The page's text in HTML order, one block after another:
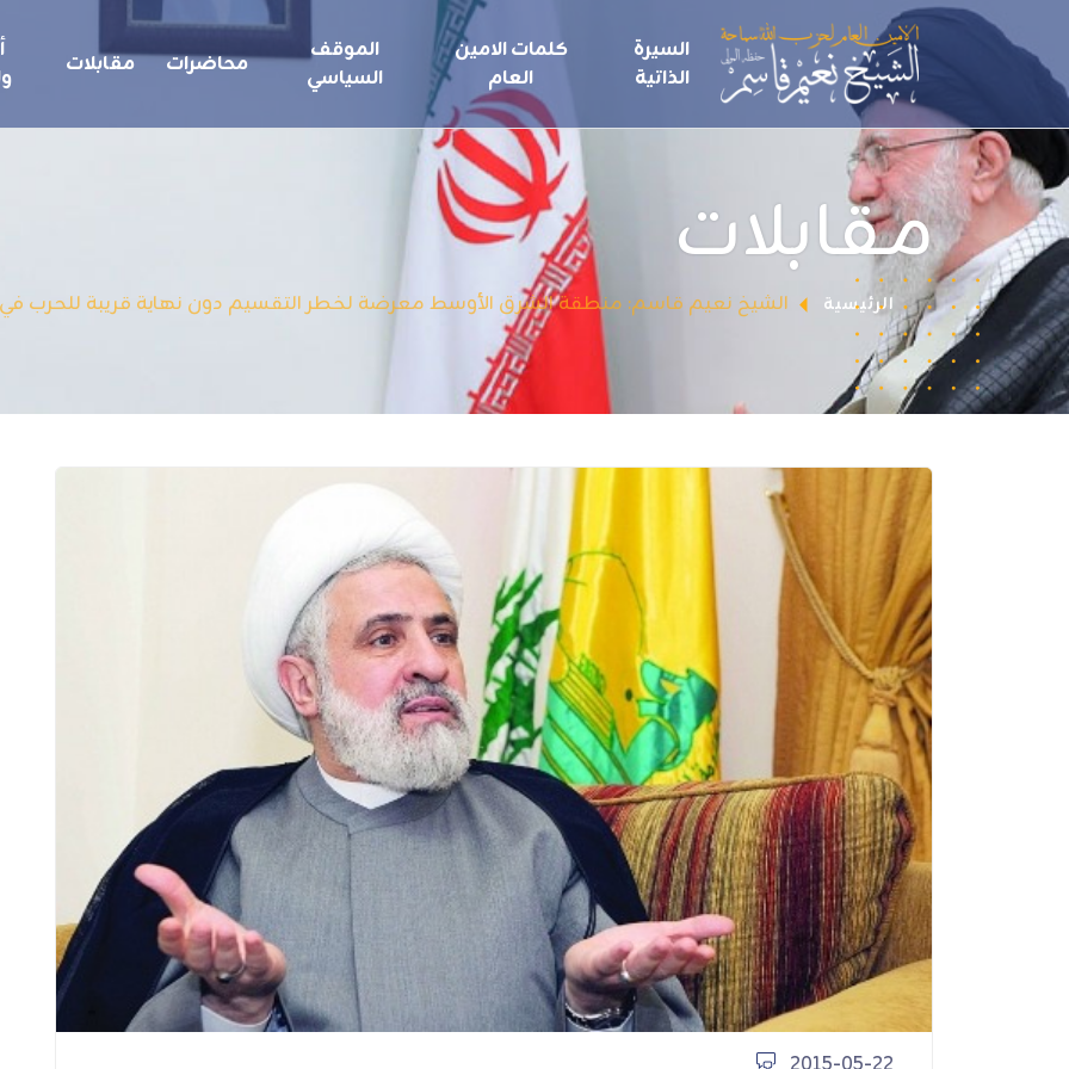
السيرة
الذاتية
كلمات الامين
العام
الموقف
السياسي
محاضرات مقابلات
مقابلات
الرئيسية الشيخ نعيم قاسم: منطقة الشرق الأوسط معرضة لخطر التقسيم دون نهاية قريبة للحرب في سوريا /
Loyal to the Pledge: Sheikh
Naim Qassem on
Martyrdom, Resistance
and the Road Ahead
مقابلات
في الذكرى السنوية الأولى
للتشييع المهيب.. الشيخ
قاسم لـ"العهد": سنبقى
ثابتين
مقابلات
مقابلات